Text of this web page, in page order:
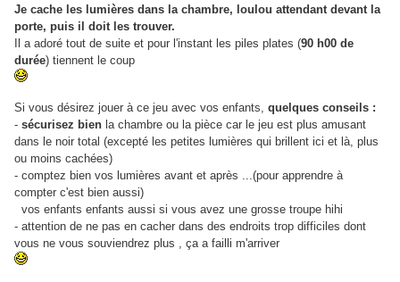
Je cache les lumières dans la chambre, loulou attendant devant la
porte, puis il doit les trouver.
Il a adoré tout de suite et pour l'instant les piles plates (90 h00 de
durée) tiennent le coup
Si vous désirez jouer à ce jeu avec vos enfants, quelques conseils :
- sécurisez bien la chambre ou la pièce car le jeu est plus amusant
dans le noir total (excepté les petites lumières qui brillent ici et là, plus
ou moins cachées)
- comptez bien vos lumières avant et après ...(pour apprendre à
compter c'est bien aussi)
vos enfants enfants aussi si vous avez une grosse troupe hihi
- attention de ne pas en cacher dans des endroits trop difficiles dont
vous ne vous souviendrez plus , ça a failli m'arriver